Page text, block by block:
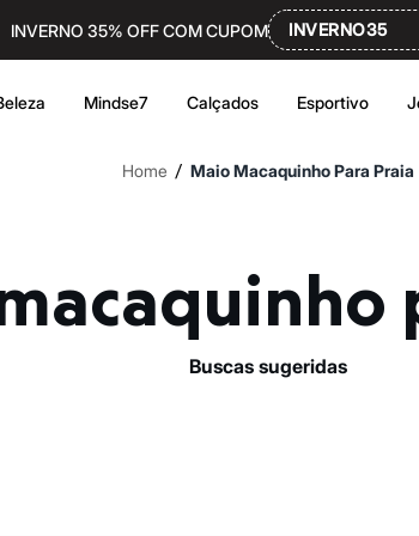
INVERNO 35% OFF COM CUPOM INVERNO35
Mindse7 Calçados Esportivo
Home / Maio Macaquinho Para Praia
buscas sugeridas